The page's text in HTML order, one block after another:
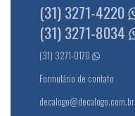
(31) 3271-4220
(31) 3271-8034
(31) 3271-0170
Formulário de contato
decalogo@decalogo.com.br